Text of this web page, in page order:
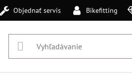
Objednať servis Bikefitting